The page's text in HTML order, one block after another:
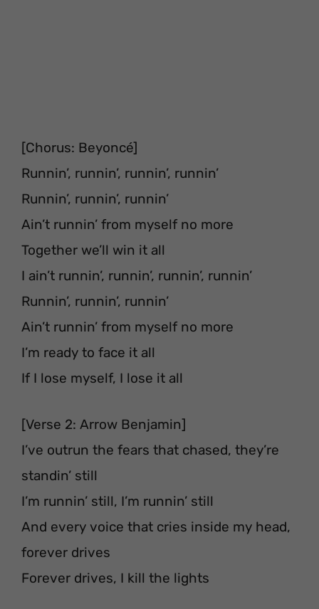
[Chorus: Beyoncé]
Runnin’, runnin’, runnin’, runnin’
Runnin’, runnin’, runnin’
Ain’t runnin’ from myself no more
Together we’ll win it all
I ain’t runnin’, runnin’, runnin’, runnin’
Runnin’, runnin’, runnin’
Ain’t runnin’ from myself no more
I’m ready to face it all
If I lose myself, I lose it all
[Verse 2: Arrow Benjamin]
I’ve outrun the fears that chased, they’re
standin’ still
I’m runnin’ still, I’m runnin’ still
And every voice that cries inside my head,
forever drives
Forever drives, I kill the lights